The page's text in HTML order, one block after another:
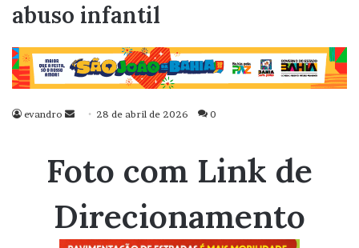
abuso infantil
evandro
Mande
mail
28 de abril de 2026 0
Foto com Link de
Direcionamento